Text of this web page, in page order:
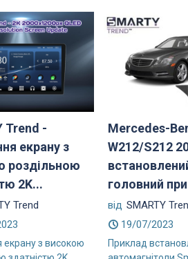
Trend -
екрану з
роздільною
2K...
Trend
екрану з високою
Mercedes-
W212/S212
головний
від SMARTY
19/07/2023
Приклад